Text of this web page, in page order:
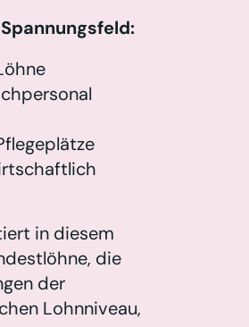
in diesem
die
der
Lohnniveau,